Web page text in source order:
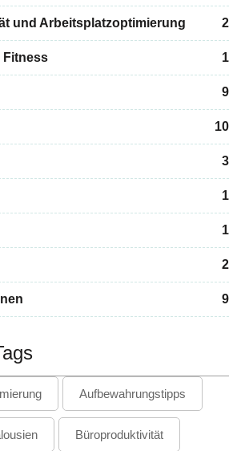
und Arbeitsplatzoptimierung 2
Fitness 1
9
10
3
1
1
2
9
Aufbewahrungstipps
Büroproduktivität